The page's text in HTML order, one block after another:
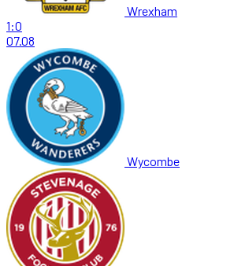
Wrexham
1:0
07.08
Wycombe